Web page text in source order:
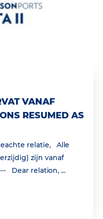
VANAF
RESUMED AS
relatie, Alle
zijn vanaf
Dear relation, ...